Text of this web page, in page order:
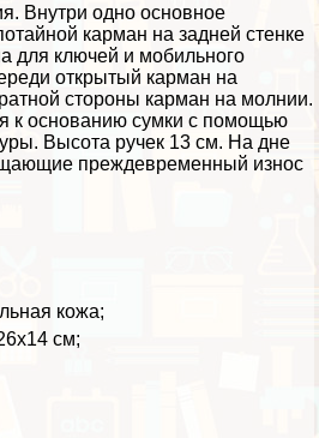
Внутри одно основное
карман на задней стенке
для ключей и мобильного
открытый карман на
стороны карман на молнии.
к основанию сумки с помощью
Высота ручек 13 см. На дне
преждевременный износ
кожа;
см;